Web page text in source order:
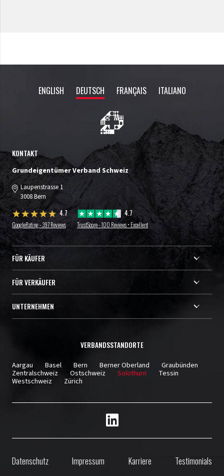
ENGLISH DEUTSCH FRANÇAIS ITALIANO
KONTAKT
Grundeigentümer Verband Schweiz
Laupenstrasse 1
3008 Bern
4.7
GoogleRating - 397 Reviews
4.7
TrustScore - 100 Reviews • Excellent
FÜR KÄUFER
FÜR VERKÄUFER
UNTERNEHMEN
VERBANDSSTANDORTE
Aargau Basel Bern Berner Oberland Graubünden
Zentralschweiz Ostschweiz Solothurn Tessin
Westschweiz Zürich
Datenschutz Impressum Karriere Testimonials